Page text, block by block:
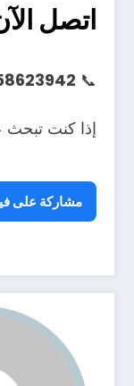
اتصل
📞
إذا كنت تبحث
مشاركة على